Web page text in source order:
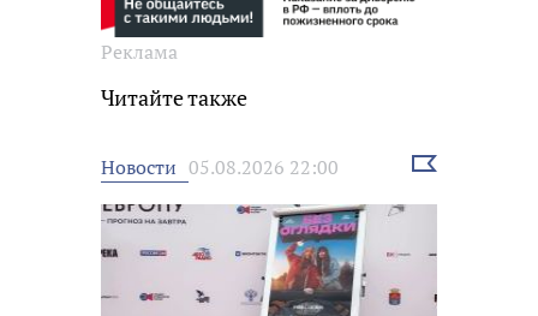
Реклама
Читайте также
Новости 05.08.2026 22:00
Выбрать